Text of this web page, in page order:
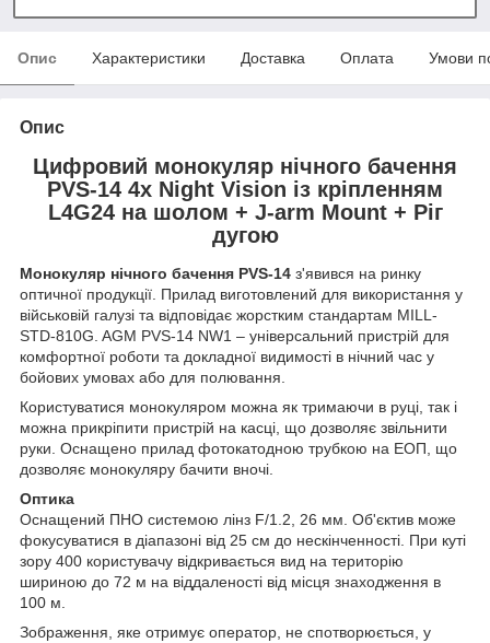
Опис Характеристики Доставка Оплата Умови
Опис
Цифровий монокуляр нічного бачення
PVS-14 4х Night Vision із кріпленням
L4G24 на шолом + J-arm Mount + Ріг
дугою
Монокуляр нічного бачення PVS-14 з'явився на ринку
оптичної продукції. Прилад виготовлений для використання у
військовій галузі та відповідає жорстким стандартам MILL-
STD-810G. AGM PVS-14 NW1 – універсальний пристрій для
комфортної роботи та докладної видимості в нічний час у
бойових умовах або для полювання.
Користуватися монокуляром можна як тримаючи в руці, так і
можна прикріпити пристрій на касці, що дозволяє звільнити
руки. Оснащено прилад фотокатодною трубкою на ЕОП, що
дозволяє монокуляру бачити вночі.
Оптика
Оснащений ПНО системою лінз F/1.2, 26 мм. Об'єктив може
фокусуватися в діапазоні від 25 см до нескінченності. При куті
зору 400 користувачу відкривається вид на територію
шириною до 72 м на віддаленості від місця знаходження в
100 м.
Зображення, яке отримує оператор, не спотворюється, у